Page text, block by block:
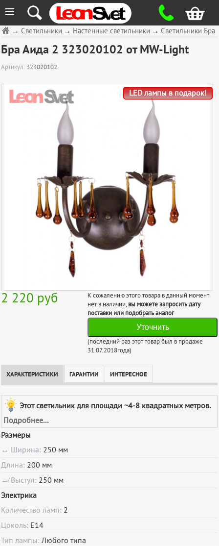
≡
→ Светильники Бра
→ Настенные светильники
→ Светильники
Бра Аида 2 323020102 от MW-Light
Артикул: 323020102
LED лампы в подарок!
2 220 руб
К сожалению этого товара в данный момент
нет в наличии,вы можете запросить дату
поставки или подобрать аналог
Уточнить
(последний раз этот товар был в продаже
31.07.2018года)
ХАРАКТЕРИСТИКИ ГАРАНТИИ ИНТЕРЕСНОЕ
Этот светильник для площади ~4-8 квадратных метров.
Подробнее...
Размеры
↔ Ширина: 250 мм
Длина: 200 мм
↚ Выступ: 250 мм
Электрика
Количество ламп: 2
Цоколь: E14
Тип лампы:Любого типа